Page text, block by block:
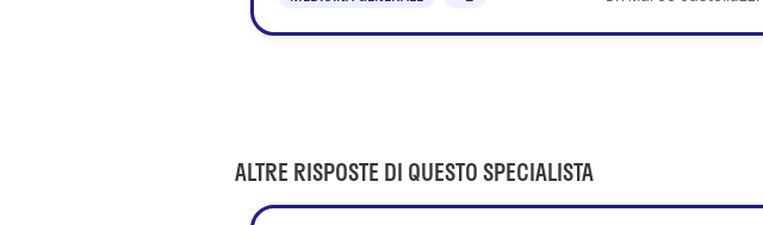
ALTRE RISPOSTE DI QUESTO SPECIALISTA